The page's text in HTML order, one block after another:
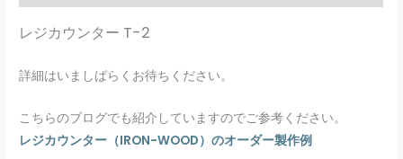
レジカウンター T-2
詳細はいましばらくお待ちください。
こちらのブログでも紹介していますのでご参考ください。
レジカウンター（IRON-WOOD）のオーダー製作例